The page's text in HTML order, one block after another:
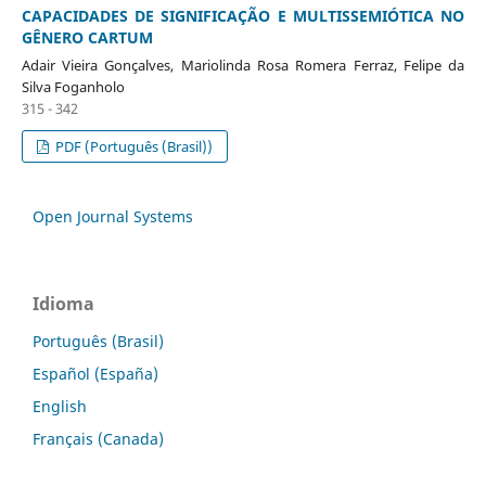
CAPACIDADES DE SIGNIFICAÇÃO E MULTISSEMIÓTICA NO
GÊNERO CARTUM
Adair Vieira Gonçalves, Mariolinda Rosa Romera Ferraz, Felipe da
Silva Foganholo
315 - 342
PDF (Português (Brasil))
Open Journal Systems
Idioma
Português (Brasil)
Español (España)
English
Français (Canada)